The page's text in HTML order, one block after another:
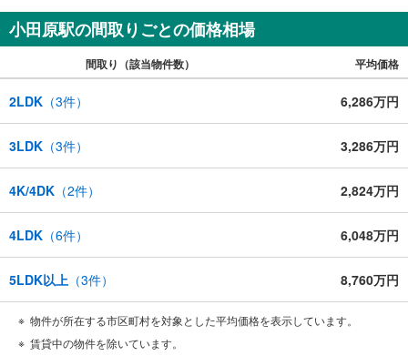
小田原駅の間取りごとの価格相場
間取り（該当物件数） 平均価格
2LDK （3件） 6,286万円
3LDK （3件） 3,286万円
4K/4DK （2件） 2,824万円
4LDK （6件） 6,048万円
5LDK以上 （3件） 8,760万円
物件が所在する市区町村を対象とした平均価格を表示しています。
賃貸中の物件を除いています。